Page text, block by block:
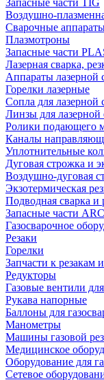
Запасные части TIG
Воздушно-
Сварочные
Плазмотроны
Запасные части
Лазерная сварка,
Аппараты лазерной
Горелки лазерные
Сопла для лазерной
Линзы для лазерной
Ролики подающего
Каналы
Уплотнительные
Дуговая строжка и
Воздушно-дуговая
Экзотермическая
Подводная сварка и
Запасные части
Газосварочное
Резаки
Горелки
Запчасти к резакам
Редукторы
Газовые вентили
Рукава напорные
Баллоны для
Манометры
Машины газовой
Медицинское
Оборудование для
Сетевое